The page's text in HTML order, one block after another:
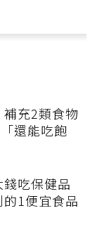
充2類食物
還能吃飽
吃保健品
1便宜食品